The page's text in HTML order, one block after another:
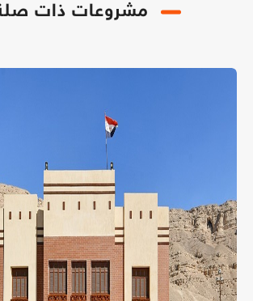
مشروعات ذات